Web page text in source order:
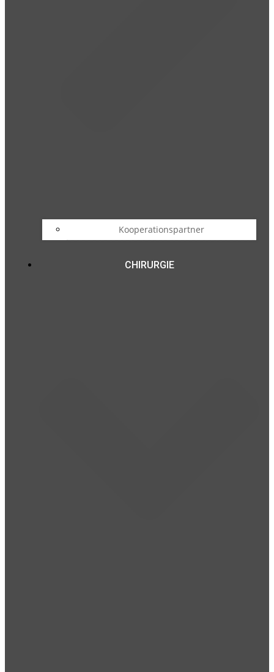
Kooperationspartner
CHIRURGIE